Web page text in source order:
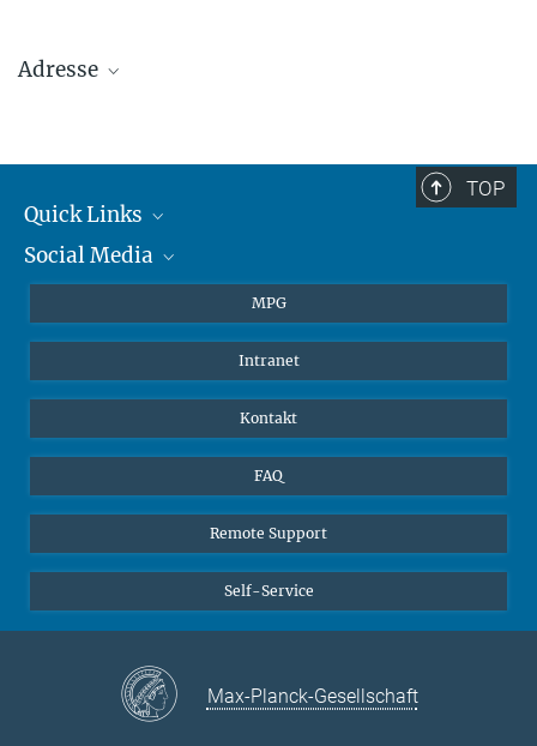
Adresse
+49 6131 305-1309
Hahn-Meitner-Weg 1, 55128 Mainz
TOP
Quick Links
Journalisten
Alumni
Social Media
Facebook
Instagram
YouTube
MPG
Intranet
Kontakt
FAQ
Remote Support
Self-Service
Max-Planck-Gesellschaft